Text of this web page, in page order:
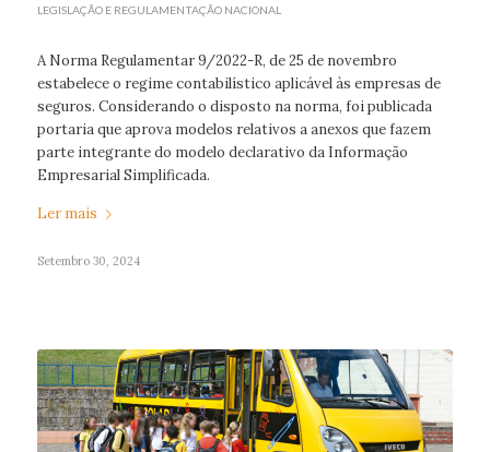
LEGISLAÇÃO E REGULAMENTAÇÃO NACIONAL
A Norma Regulamentar 9/2022-R, de 25 de novembro
estabelece o regime contabilístico aplicável às empresas de
seguros. Considerando o disposto na norma, foi publicada
portaria que aprova modelos relativos a anexos que fazem
parte integrante do modelo declarativo da Informação
Empresarial Simplificada.
Ler mais
Setembro 30, 2024